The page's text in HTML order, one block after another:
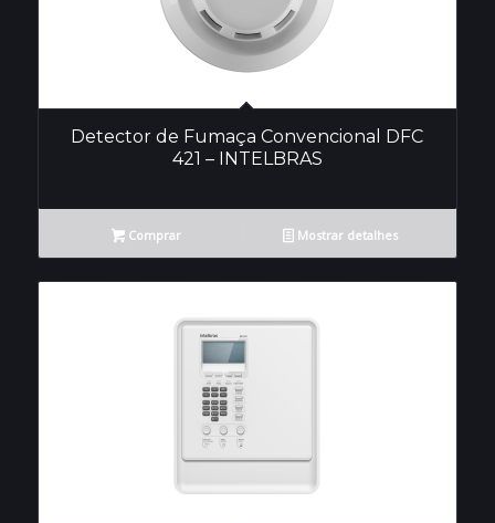
Detector de Fumaça Convencional DFC
421 – INTELBRAS
Comprar Mostrar detalhes